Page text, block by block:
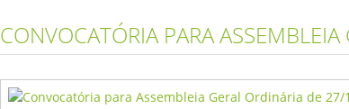
CONVOCATÓRIA PARA